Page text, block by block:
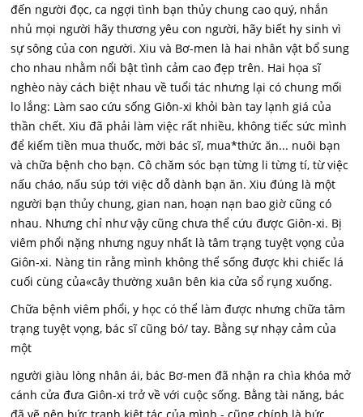
đến người đọc, ca ngợi tình bạn thủy chung cao quý, nhắn
nhủ mọi người hãy thương yêu con người, hãy biết hy sinh vì
sự sông của con người. Xiu và Bơ-men là hai nhân vật bổ sung
cho nhau nhằm nổi bật tình cảm cao đẹp trên. Hai họa sĩ
nghèo này cách biệt nhau về tuổi tác nhưng lại có chung mối
lo lắng: Làm sao cứu sống Giôn-xi khỏi bàn tay lạnh giá của
thần chết. Xiu đã phải làm việc rất nhiều, không tiếc sức mình
để kiếm tiền mua thuốc, mời bác sĩ, mua*thức ăn... nuôi bạn
và chữa bệnh cho bạn. Cô chăm sóc bạn từng li từng tí, từ việc
nấu cháo, nấu súp tới việc dỗ dành bạn ăn. Xiu đúng là một
người bạn thủy chung, gian nan, hoạn nạn bao giờ cũng có
nhau. Nhưng chỉ như vậy cũng chưa thể cứu được Giôn-xi. Bị
viêm phổi nặng nhưng nguy nhất là tâm trạng tuyệt vọng của
Giôn-xi. Nàng tin rằng mình không thể sống được khi chiếc lá
cuối cùng của«cây thường xuân bên kia cửa sổ rụng xuống.
Chữa bệnh viêm phổi, y học có thể làm được nhưng chữa tâm
trạng tuyệt vọng, bác sĩ cũng bó/ tay. Bằng sự nhạy cảm của
một
người giàu lòng nhân ái, bác Bơ-men đã nhận ra chìa khóa mở
cánh cửa đưa Giôn-xi trở về với cuộc sống. Bằng tài năng, bác
đã vẽ nên bức tranh kiệt tác của mình - cũng chính là bức